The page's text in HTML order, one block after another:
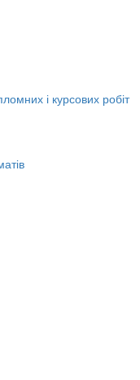
і курсових робіт